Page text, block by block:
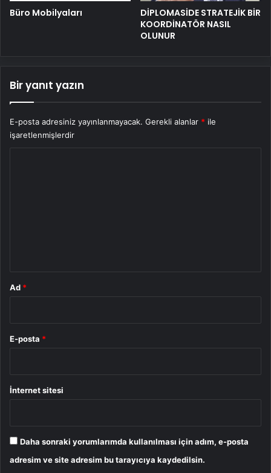
Büro Mobilyaları
DİPLOMASİDE STRATEJİK BİR
KOORDİNATÖR NASIL
OLUNUR
Bir yanıt yazın
E-posta adresiniz yayınlanmayacak. Gerekli alanlar * ile
işaretlenmişlerdir
Ad *
E-posta *
İnternet sitesi
Daha sonraki yorumlarımda kullanılması için adım, e-posta
adresim ve site adresim bu tarayıcıya kaydedilsin.